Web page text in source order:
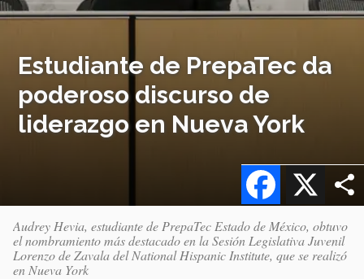
Estudiante de PrepaTec da
poderoso discurso de
liderazgo en Nueva York
X
Facebook
Audrey Hevia, estudiante de PrepaTec Estado de México, obtuvo
el nombramiento más destacado en la Sesión Legislativa Juvenil
Lorenzo de Zavala del National Hispanic Institute, que se realizó
en Nueva York